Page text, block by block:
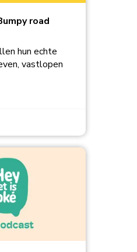
road
hun echte
vastlopen